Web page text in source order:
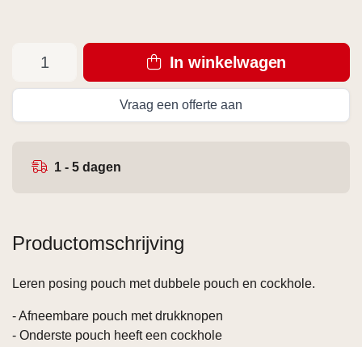
In winkelwagen
Vraag een offerte aan
1 - 5 dagen
Productomschrijving
Leren posing pouch met dubbele pouch en cockhole.
- Afneembare pouch met drukknopen
- Onderste pouch heeft een cockhole